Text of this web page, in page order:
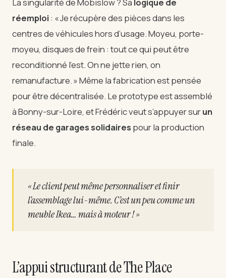
La singularité de Mobislow ? Sa logique de
réemploi: « Je récupère des pièces dans les
centres de véhicules hors d’usage. Moyeu, porte-
moyeu, disques de frein : tout ce qui peut être
reconditionné l’est. On ne jette rien, on
remanufacture. » Même la fabrication est pensée
pour être décentralisée. Le prototype est assemblé
à Bonny-sur-Loire, et Frédéric veut s’appuyer surun
réseau de garages solidaires pour la production
finale.
« Le client peut même personnaliser et finir
l’assemblage lui-même. C’est un peu comme un
meuble Ikea… mais à moteur ! »
L’appui structurant de The Place